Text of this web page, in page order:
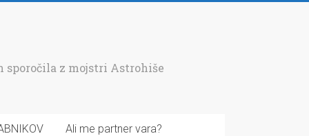
sporočila z mojstri Astrohiše
Ali me partner vara?